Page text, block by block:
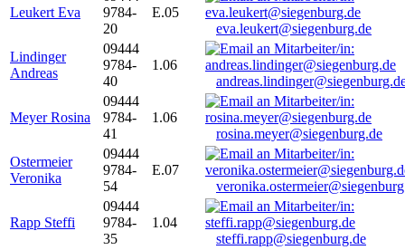
Leukert Eva
9784-
20
E.05
eva.leukert@siegenburg.de
Lindinger
Andreas
09444
9784-
40
1.06
Meyer Rosina
09444
9784-
41
1.06
rosina.meyer@siegenburg.de
Ostermeier
Veronika
09444
9784-
54
E.07
Rapp Steffi
09444
9784-
35
1.04
steffi.rapp@siegenburg.de